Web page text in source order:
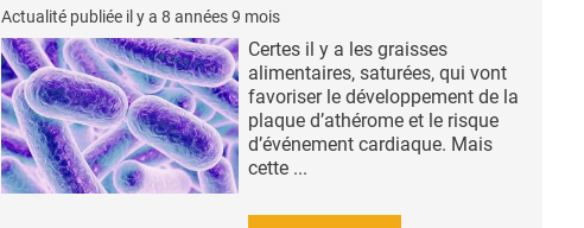
Actualité publiée il y a 8 années 9 mois
Certes il y a les graisses
alimentaires, saturées, qui vont
favoriser le développement de la
plaque d’athérome et le risque
d’événement cardiaque. Mais
cette ...